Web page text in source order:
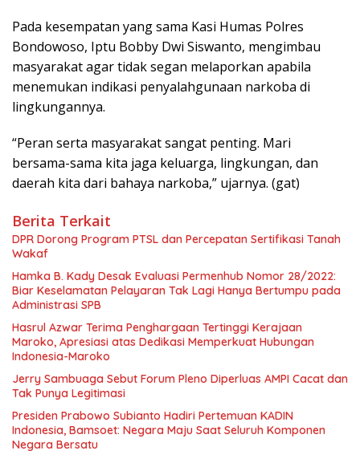
Pada kesempatan yang sama Kasi Humas Polres
Bondowoso, Iptu Bobby Dwi Siswanto, mengimbau
masyarakat agar tidak segan melaporkan apabila
menemukan indikasi penyalahgunaan narkoba di
lingkungannya.
“Peran serta masyarakat sangat penting. Mari
bersama-sama kita jaga keluarga, lingkungan, dan
daerah kita dari bahaya narkoba,” ujarnya. (gat)
Berita Terkait
DPR Dorong Program PTSL dan Percepatan Sertifikasi Tanah
Wakaf
Hamka B. Kady Desak Evaluasi Permenhub Nomor 28/2022:
Biar Keselamatan Pelayaran Tak Lagi Hanya Bertumpu pada
Administrasi SPB
Hasrul Azwar Terima Penghargaan Tertinggi Kerajaan
Maroko, Apresiasi atas Dedikasi Memperkuat Hubungan
Indonesia-Maroko
Jerry Sambuaga Sebut Forum Pleno Diperluas AMPI Cacat dan
Tak Punya Legitimasi
Presiden Prabowo Subianto Hadiri Pertemuan KADIN
Indonesia, Bamsoet: Negara Maju Saat Seluruh Komponen
Negara Bersatu